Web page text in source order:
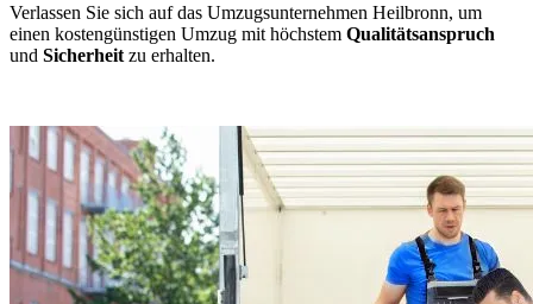
Verlassen Sie sich auf das Umzugsunternehmen Heilbronn, um
einen kostengünstigen Umzug mit höchstem Qualitätsanspruch
und Sicherheit zu erhalten.